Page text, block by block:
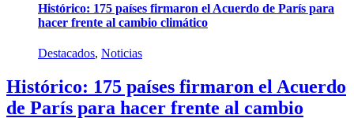
Histórico: 175 países firmaron el Acuerdo de París para
hacer frente al cambio climático
Destacados, Noticias
Histórico: 175 países firmaron el Acuerdo
de París para hacer frente al cambio